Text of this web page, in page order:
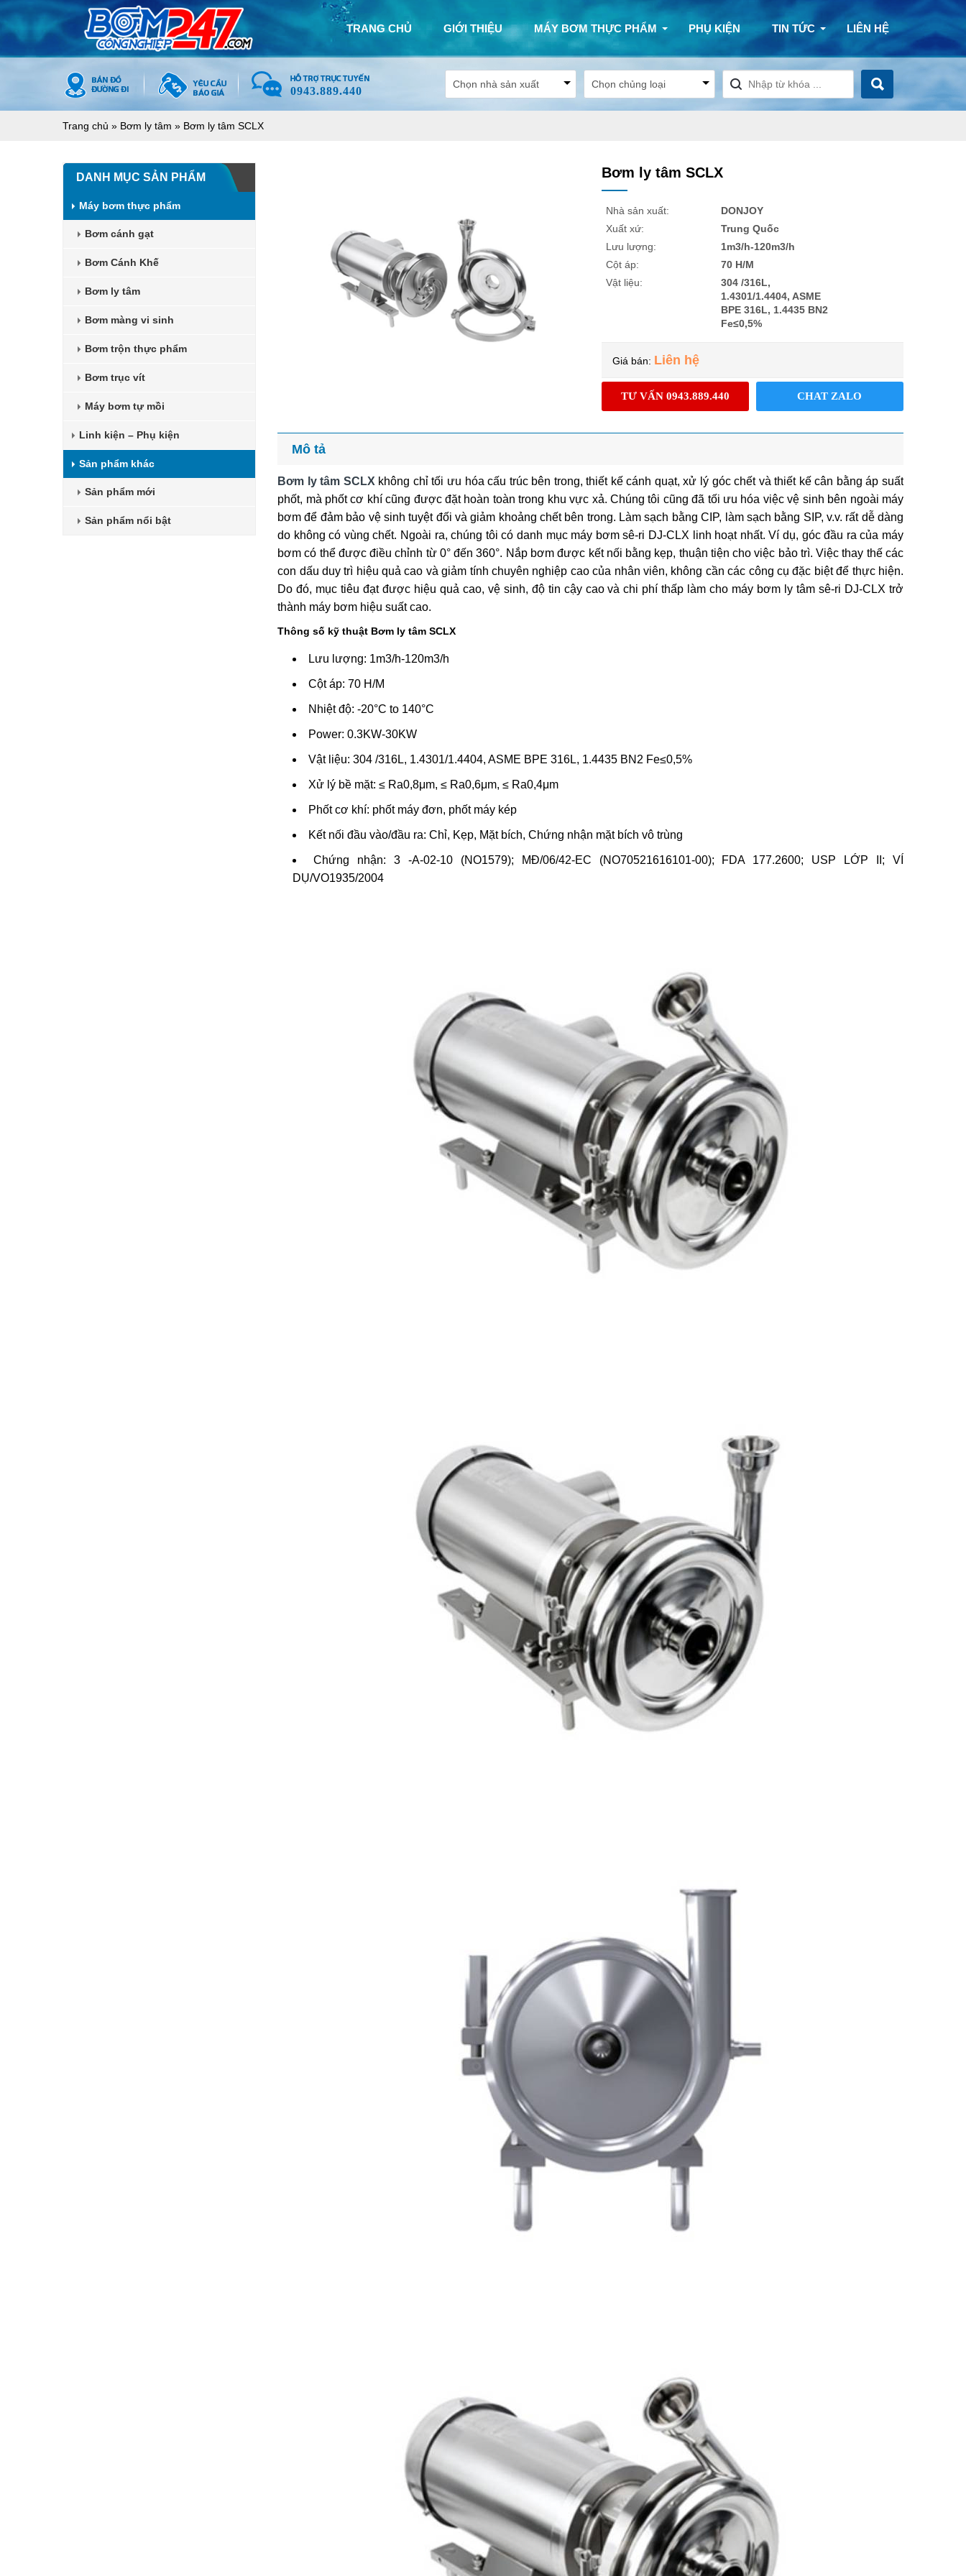
TRANG CHỦ GIỚI THIỆU MÁY BƠM THỰC PHẨM PHỤ KIỆN TIN TỨC LIÊN HỆ
0943.889.440
Trang chủ » Bơm ly tâm » Bơm ly tâm SCLX
Bơm ly tâm SCLX
Nhà sản xuất:
DONJOY
Xuất xứ:
Trung Quốc
Lưu lượng:
1m3/h-120m3/h
Cột áp:
70 H/M
Vật liệu:
304 /316L,
1.4301/1.4404, ASME
BPE 316L, 1.4435 BN2
Fe≤0,5%
Giá bán: Liên hệ
TƯ VẤN 0943.889.440 CHAT ZALO
Mô tả
Bơm ly tâm SCLX không chỉ tối ưu hóa cấu trúc bên trong, thiết kế cánh quạt, xử lý góc chết và thiết kế cân bằng áp suất
phốt, mà phốt cơ khí cũng được đặt hoàn toàn trong khu vực xả. Chúng tôi cũng đã tối ưu hóa việc vệ sinh bên ngoài máy
bơm để đảm bảo vệ sinh tuyệt đối và giảm khoảng chết bên trong. Làm sạch bằng CIP, làm sạch bằng SIP, v.v. rất dễ dàng
do không có vùng chết. Ngoài ra, chúng tôi có danh mục máy bơm sê-ri DJ-CLX linh hoạt nhất. Ví dụ, góc đầu ra của máy
bơm có thể được điều chỉnh từ 0° đến 360°. Nắp bơm được kết nối bằng kẹp, thuận tiện cho việc bảo trì. Việc thay thế các
con dấu duy trì hiệu quả cao và giảm tính chuyên nghiệp cao của nhân viên, không cần các công cụ đặc biệt để thực hiện.
Do đó, mục tiêu đạt được hiệu quả cao, vệ sinh, độ tin cậy cao và chi phí thấp làm cho máy bơm ly tâm sê-ri DJ-CLX trở
thành máy bơm hiệu suất cao.
Thông số kỹ thuật Bơm ly tâm SCLX
Lưu lượng: 1m3/h-120m3/h
Cột áp: 70 H/M
Nhiệt độ: -20°C to 140°C
Power: 0.3KW-30KW
Vật liệu: 304 /316L, 1.4301/1.4404, ASME BPE 316L, 1.4435 BN2 Fe≤0,5%
Xử lý bề mặt: ≤ Ra0,8μm, ≤ Ra0,6μm, ≤ Ra0,4μm
Phốtcơ khí: phốt máy đơn, phốt máy kép
Kết nối đầu vào/đầu ra: Chỉ, Kẹp, Mặt bích, Chứng nhận mặt bích vô trùng
Chứng nhận: 3 -A-02-10 (NO1579); MĐ/06/42-EC (NO70521616101-00); FDA 177.2600; USP LỚP II; VÍ
DỤ/VO1935/2004
DANH MỤC SẢN PHẨM
Máy bơm thực phẩm
Bơm cánh gạt
Bơm Cánh Khế
Bơm ly tâm
Bơm màng vi sinh
Bơm trộn thực phẩm
Bơm trục vít
Máy bơm tự mồi
Linh kiện – Phụ kiện
Sản phẩm khác
Sản phẩm mới
Sản phẩm nổi bật